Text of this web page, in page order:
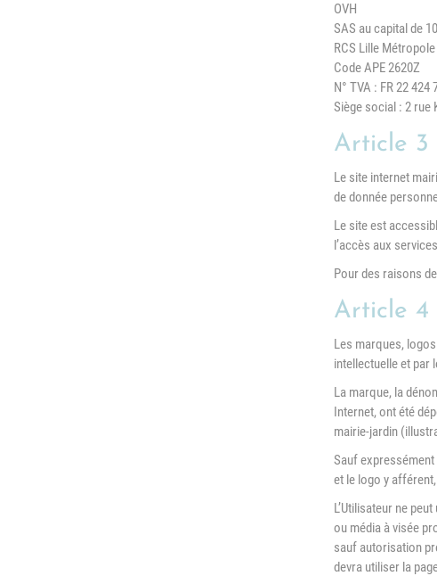
OVH
SAS au capital de
RCS Lille
Code APE 2620Z
N° TVA : FR 22 424
Siège social : 2 rue
Article 3
Le site internet
de donnée
Le site est
l’accès aux
Pour des raisons
Article 4
Les marques,
intellectuelle et par
La marque, la
Internet, ont été
mairie-jardin
Sauf expressément
et le logo y
L’Utilisateur ne
ou média à visée
sauf autorisation
devra utiliser la